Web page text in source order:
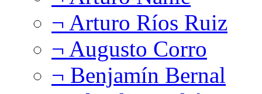
¬ Arturo Ríos Ruiz
¬ Augusto Corro
¬ Benjamín Bernal